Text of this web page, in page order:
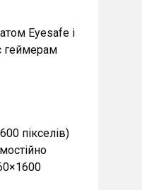
Eyesafe і
геймерам
пікселів)